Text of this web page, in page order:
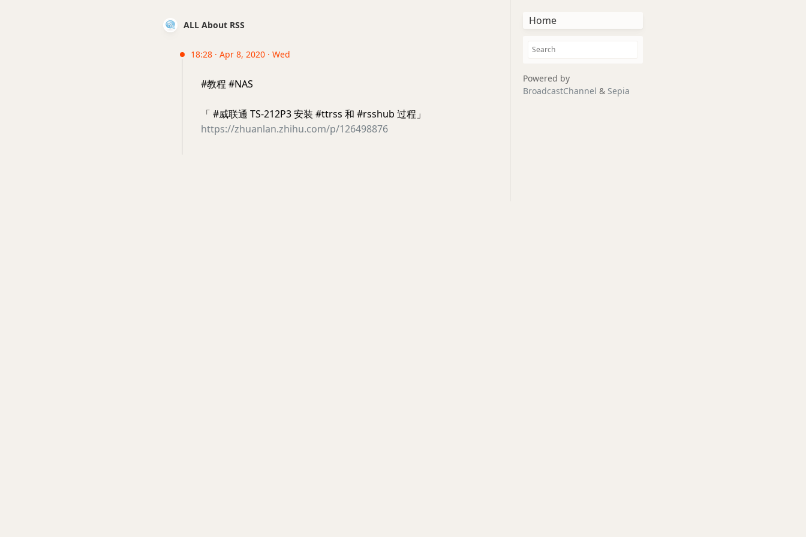
ALL About RSS
18:28 · Apr 8, 2020 · Wed
#教程 #NAS
「 #威联通 TS-212P3 安装 #ttrss 和 #rsshub 过程」
https://zhuanlan.zhihu.com/p/126498876
Home
Powered by
BroadcastChannel & Sepia